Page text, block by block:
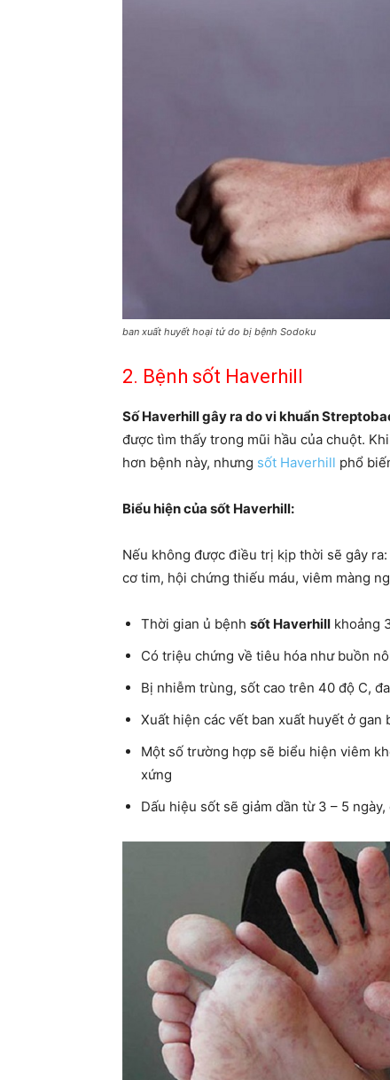
ban xuất huyết hoại tử do bị bệnh Sodoku
2. Bệnh sốt Haverhill
Số Haverhill gây ra do vi khuẩn
được tìm thấy trong mũi hầu của chuột.
hơn bệnh này, nhưng sốt Haverhill phổ
Biểu hiện của sốt Haverhill:
Nếu không được điều trị kịp thời sẽ gây
cơ tim, hội chứng thiếu máu, viêm màng
Thời gian ủ bệnh sốt Haverhill khoảng
Có triệu chứng về tiêu hóa như buồn
Bị nhiễm trùng, sốt cao trên 40 độ C,
Xuất hiện các vết ban xuất huyết ở gan
Một số trường hợp sẽ biểu hiện viêm
xứng
Dấu hiệu sốt sẽ giảm dần từ 3 – 5